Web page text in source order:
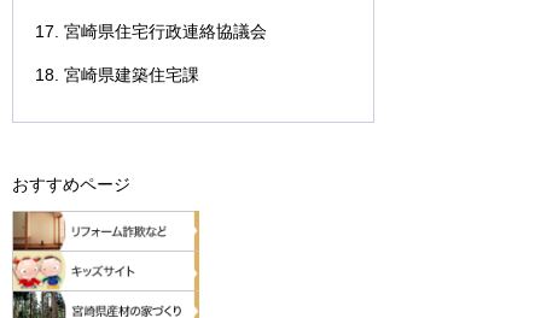
宮崎県住宅行政連絡協議会
宮崎県建築住宅課
おすすめページ